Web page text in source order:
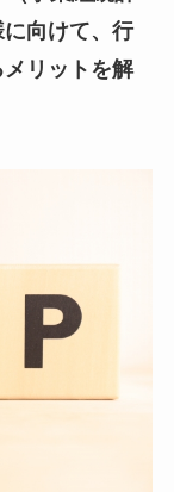
向けて、行
リットを解